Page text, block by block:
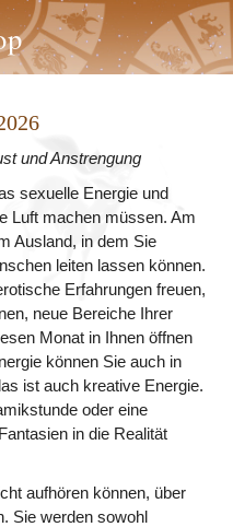
und Anstrengung
sexuelle Energie und
Luft machen müssen. Am
Ausland, in dem Sie
leiten lassen können.
Erfahrungen freuen,
neue Bereiche Ihrer
Monat in Ihnen öffnen
können Sie auch in
ist auch kreative Energie.
oder eine
in die Realität
aufhören können, über
Sie werden sowohl